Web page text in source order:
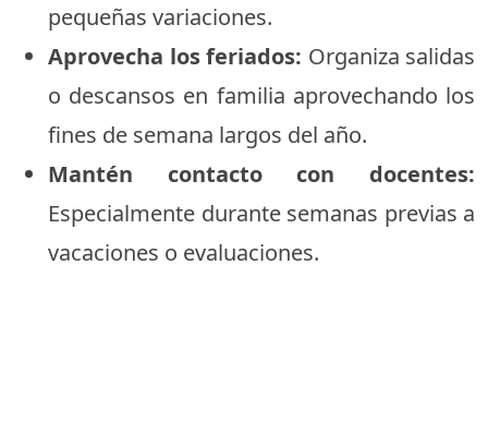
pequeñas variaciones.
Aprovecha los feriados: Organiza salidas
o descansos en familia aprovechando los
fines de semana largos del año.
Mantén contacto con docentes:
Especialmente durante semanas previas a
vacaciones o evaluaciones.